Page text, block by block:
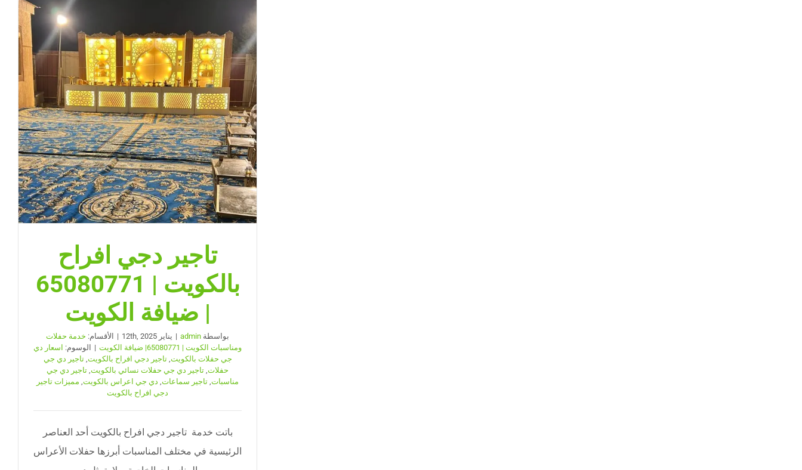
65080771
ضيافة
الكويت
مغلقة
تاجير دجي افراح
بالكويت | 65080771
| ضيافة الكويت
بواسطة admin
| يناير 12th, 2025 | الأقسام: خدمة حفلات
ومناسبات الكويت | 65080771| ضيافة الكويت
| الوسوم: اسعار دي
جي حفلات بالكويت ,تاجير دجي افراح بالكويت ,تاجير دي جي
حفلات, تاجير دي جي حفلات نسائي بالكويت, تاجير دي جي
مناسبات, تاجير سماعات, دي جي اعراس بالكويت, مميزات تاجير
دجي افراح بالكويت
باتت خدمة تاجير دجي افراح بالكويت أحد العناصر
الرئيسية في مختلف المناسبات أبرزها حفلات الأعراس